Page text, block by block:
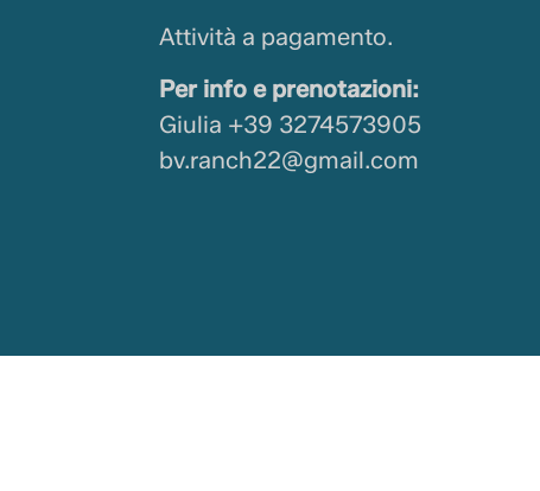
Attività a pagamento.
Per info e prenotazioni:
Giulia +39 3274573905
bv.ranch22@gmail.com